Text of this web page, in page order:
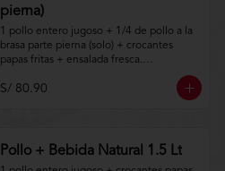
pierna)
1 pollo entero jugoso + 1/4 de pollo a la
brasa parte pierna (solo) + crocantes
papas fritas + ensalada fresca.
Aplica terminos y
condiciones.https://www.lenaycarbon.co
S/ 80.90
Pollo + Bebida Natural 1.5 Lt